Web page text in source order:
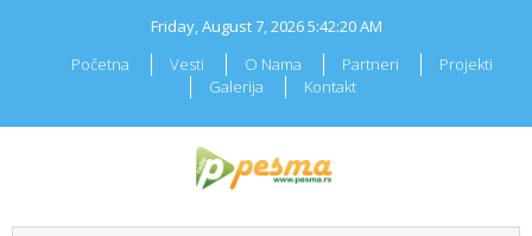
Friday, August 7, 20265:42:21 AM
Početna
Vesti O Nama Partneri
Projekti
Galerija
Kontakt